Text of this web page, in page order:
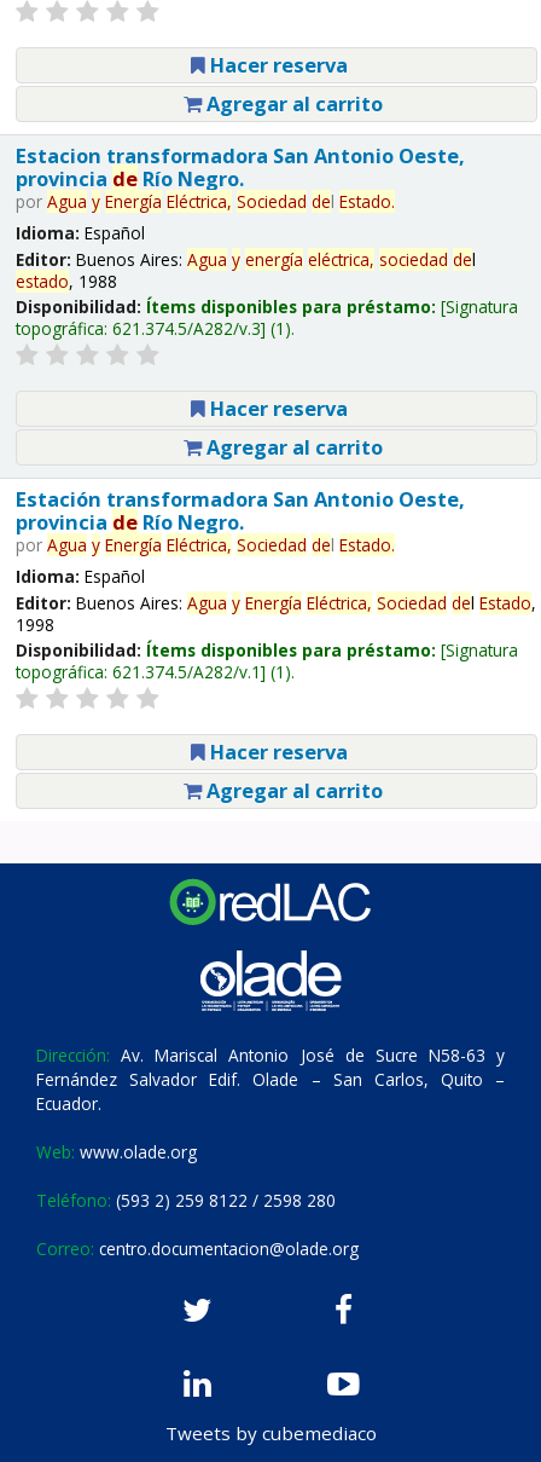
Hacer reserva
Agregar al carrito
Estacion transformadora San Antonio Oeste,
provincia deRío Negro.
por Agua y Energía Eléctrica, Sociedad del Estado.
Idioma: Español
Editor: Buenos Aires: Agua y energía eléctrica, sociedad del
estado, 1988
Disponibilidad: Ítems disponibles para préstamo: Signatura
topográfica: 621.374.5/A282/v.3 (1).
Hacer reserva
Agregar al carrito
Estación transformadora San Antonio Oeste,
provincia deRío Negro.
por Agua y Energía Eléctrica, Sociedad del Estado.
Idioma: Español
Editor: Buenos Aires: Agua y Energía Eléctrica, Sociedad del Estado,
1998
Disponibilidad: Ítems disponibles para préstamo: Signatura
topográfica: 621.374.5/A282/v.1 (1).
Hacer reserva
Agregar al carrito
Dirección: Av. Mariscal Antonio José de Sucre N58-63 y
Fernández Salvador Edif. Olade – San Carlos, Quito –
Ecuador.
Web: www.olade.org
Teléfono: (593 2) 259 8122 / 2598 280
Correo: centro.documentacion@olade.org
Tweets by cubemediaco